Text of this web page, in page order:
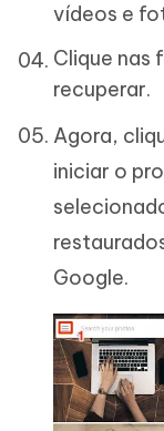
vídeos e
Clique nas
recuperar.
Agora,
iniciar o
Google.